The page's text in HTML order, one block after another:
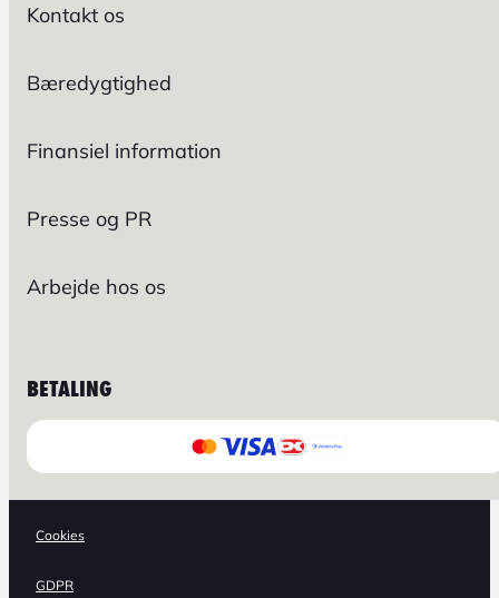
Kontakt os
Bæredygtighed
Finansiel information
Presse og PR
Arbejde hos os
BETALING
Cookies
GDPR